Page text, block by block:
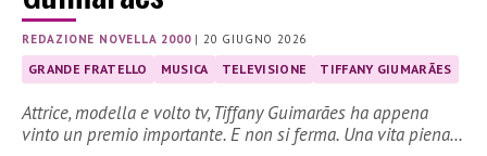
REDAZIONE NOVELLA 2000|20 GIUGNO 2026
GRANDE FRATELLO MUSICA TELEVISIONE TIFFANY GIUMARÃES
Attrice, modella e volto tv, Tiffany Guimarães ha appena
vinto un premio importante. E non si ferma. Una vita piena…